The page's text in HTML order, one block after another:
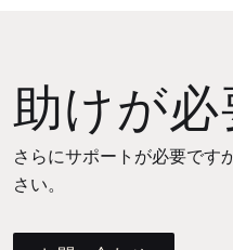
助けが
さらにサポートが必要です
さい。